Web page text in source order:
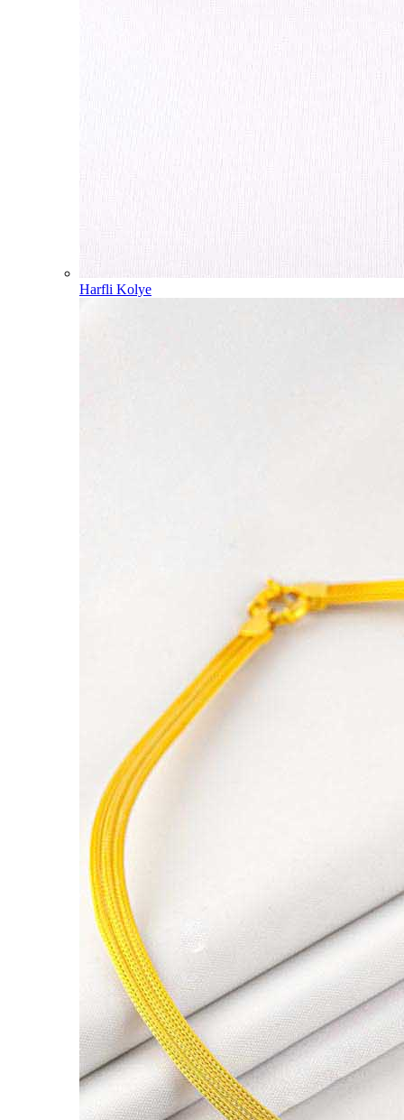
Harfli Kolye